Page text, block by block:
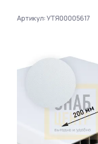
Артикул: УТЯ00005617